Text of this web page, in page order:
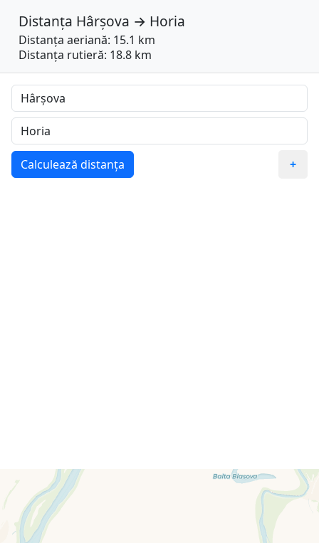
Distanța Hârșova → Horia
Distanța aeriană: 15.1 km
Distanța rutieră: 18.8 km
Calculează distanța +